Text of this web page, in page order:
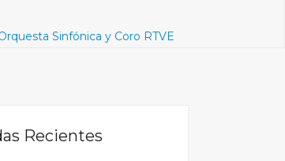
Sinfónica y Coro RTVE
Recientes